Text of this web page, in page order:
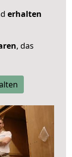
erhalten
, das